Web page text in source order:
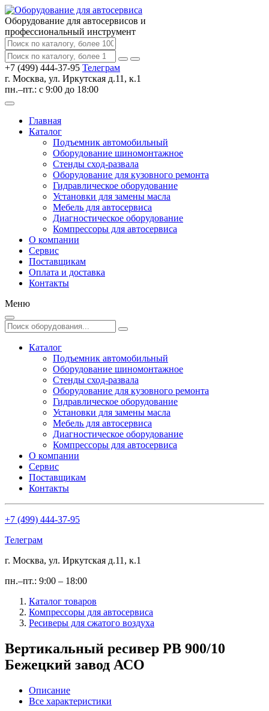
Оборудование для автосервисов и
профессиональный инструмент
+7 (499) 444-37-95 Телеграм
г. Москва, ул. Иркутская д.11, к.1
пн.–пт.: с 9:00 до 18:00
Главная
Каталог
Подъемник автомобильный
Оборудование шиномонтажное
Стенды сход-развала
Оборудование для кузовного ремонта
Гидравлическое оборудование
Установки для замены масла
Мебель для автосервиса
Диагностическое оборудование
Компрессоры для автосервиса
О компании
Сервис
Поставщикам
Оплата и доставка
Контакты
Меню
Каталог
Подъемник автомобильный
Оборудование шиномонтажное
Стенды сход-развала
Оборудование для кузовного ремонта
Гидравлическое оборудование
Установки для замены масла
Мебель для автосервиса
Диагностическое оборудование
Компрессоры для автосервиса
О компании
Сервис
Поставщикам
Контакты
+7 (499) 444-37-95
Телеграм
г. Москва, ул. Иркутская д.11, к.1
пн.–пт.: 9:00 – 18:00
Каталог товаров
Компрессоры для автосервиса
Ресиверы для сжатого воздуха
Вертикальный ресивер РВ 900/10
Бежецкий завод АСО
Описание
Все характеристики